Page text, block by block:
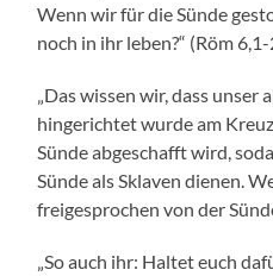
Wenn wir für die Sünde
noch in ihr leben?“ (Röm
„Das wissen wir, dass
hingerichtet wurde am
Sünde abgeschafft wird,
Sünde als Sklaven dienen.
freigesprochen von der
„So auch ihr: Haltet euch